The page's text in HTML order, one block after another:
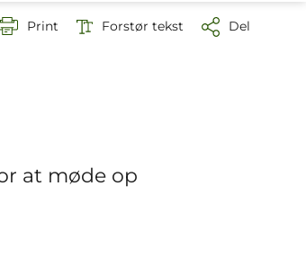
Print Forstør tekst Del
at møde op